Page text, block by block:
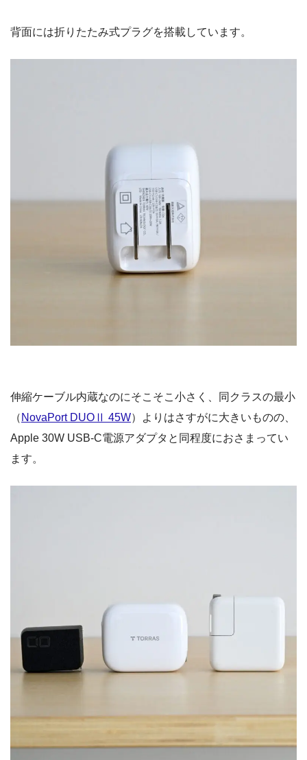
背面には折りたたみ式プラグを搭載しています。
伸縮ケーブル内蔵なのにそこそこ小さく、同クラスの最小
（ NovaPort DUOⅡ 45W）よりはさすがに大きいものの、
Apple 30W USB-C電源アダプタと同程度におさまってい
ます。